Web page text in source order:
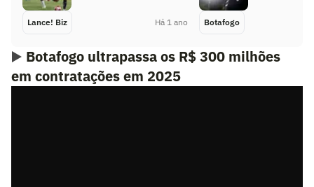
Lance! Biz Há 1 ano Botafogo
▶️ Botafogo ultrapassa os R$ 300 milhões
em contratações em 2025